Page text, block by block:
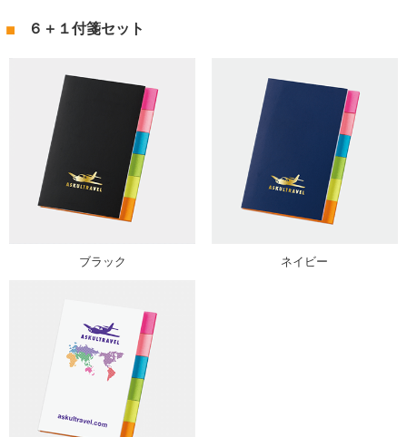
６＋１付箋セット
ブラック ネイビー